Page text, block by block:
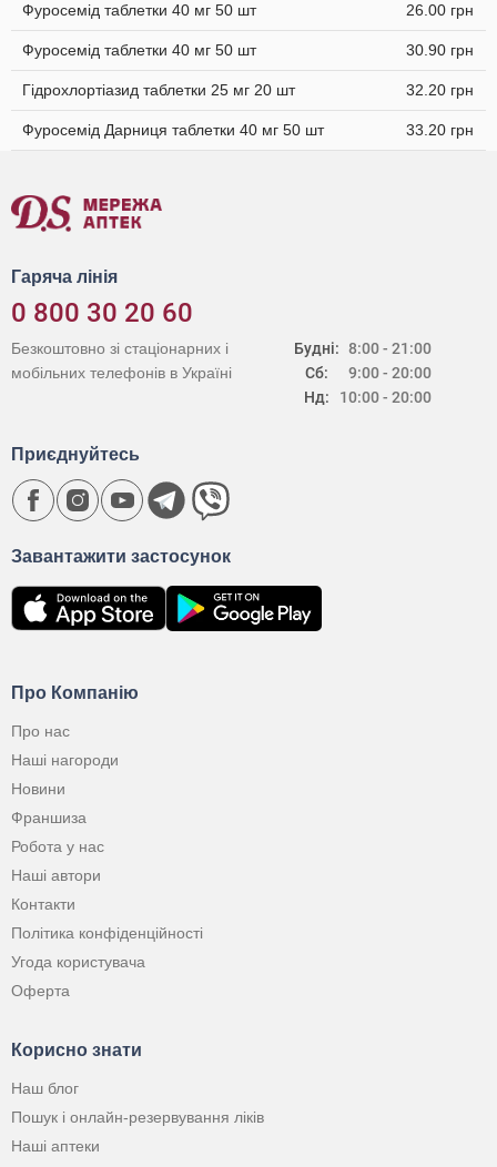
Фуросемід таблетки 40 мг 50 шт 26.00 грн
Фуросемід таблетки 40 мг 50 шт 30.90 грн
Гідрохлортіазид таблетки 25 мг 20 шт 32.20 грн
Фуросемід Дарниця таблетки 40 мг 50 шт 33.20 грн
Гаряча лінія
0 800 30 20 60
Будні:
Сб:
Нд:
8:00 - 21:00
9:00 - 20:00
10:00 - 20:00
Безкоштовно зі стаціонарних і
мобільних телефонів в Україні
Про Компанію
Про нас
Наші нагороди
Новини
Франшиза
Робота у нас
Наші автори
Контакти
Політика конфіденційності
Угода користувача
Оферта
Корисно знати
Наш блог
Пошук і онлайн-резервування ліків
Наші аптеки
Завантажити застосунок
Приєднуйтесь